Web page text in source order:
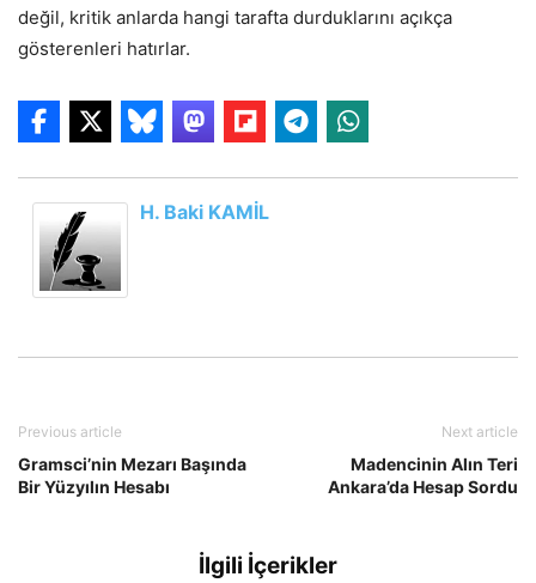
değil, kritik anlarda hangi tarafta durduklarını açıkça
gösterenleri hatırlar.
H. Baki KAMİL
Previous article
Gramsci’nin Mezarı Başında
Bir Yüzyılın Hesabı
Next article
Madencinin Alın Teri
Ankara’da Hesap Sordu
İlgili İçerikler